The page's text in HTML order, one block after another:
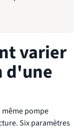
varier
d'une
pompe
Six paramètres